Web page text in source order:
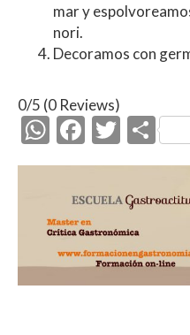
mar y
nori.
Decoramos con
0/5 (0 Reviews)
W
h
at
s
A
p
F
ac
e
b
o
o
T
w
itt
er
C
o
p
ar
ti